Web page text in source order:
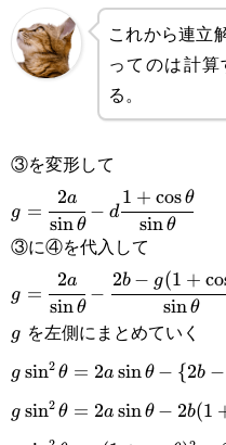
これから連立
ってのは計
る。
③を変形して
g=\cfrac{2a}
{\sin\theta}-
d\cfrac{1+\cos\theta}
{\sin\theta}
g =
sinθ
2a
− d
sinθ
1 + cosθ
③に④を代入して
g(1+\cos\theta)}
g =
sinθ
2a
−
sinθ
2b − g(1 + co
g
g を左側にまとめていく
\{2b-g(1+\cos\theta)\}
g sin2 θ = 2a sinθ − {2b −
g sin2 θ = 2a sinθ − 2b(1